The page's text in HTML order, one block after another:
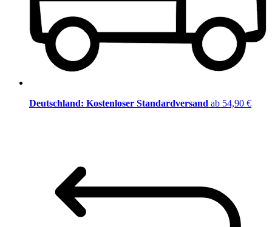
Deutschland: Kostenloser Standardversand ab 54,90 €